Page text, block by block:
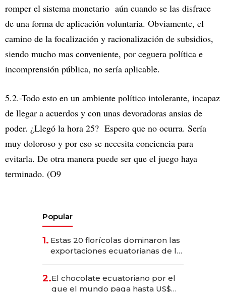
romper el sistema monetario aún cuando se las disfrace
de una forma de aplicación voluntaria. Obviamente, el
camino de la focalización y racionalización de subsidios,
siendo mucho mas conveniente, por ceguera política e
incomprensión pública, no sería aplicable.
5.2.-Todo esto en un ambiente político intolerante, incapaz
de llegar a acuerdos y con unas devoradoras ansias de
poder. ¿Llegó la hora 25? Espero que no ocurra. Sería
muy doloroso y por eso se necesita conciencia para
evitarla. De otra manera puede ser que el juego haya
terminado. (O9
Popular
1. Estas 20 florícolas dominaron las
exportaciones ecuatorianas de la
2.El chocolate ecuatoriano por el
que el mundo paga hasta US$